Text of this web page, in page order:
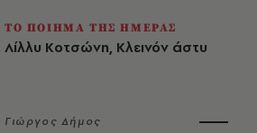
ΤΟ ΠΟΙΗΜΑ ΤΗΣ ΗΜΕΡΑΣ
Λίλλυ Κοτσώνη, Κλεινόν άστυ
Γιώργος Δήμος